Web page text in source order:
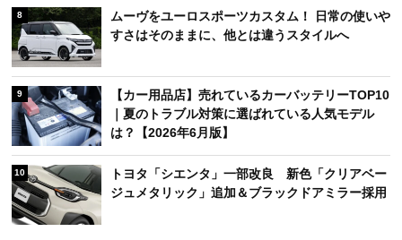
8
ムーヴをユーロスポーツカスタム！ 日常の使いや
すさはそのままに、他とは違うスタイルへ
9
【カー用品店】売れているカーバッテリーTOP10
｜夏のトラブル対策に選ばれている人気モデル
は？【2026年6月版】
10
トヨタ「シエンタ」一部改良 新色「クリアベー
ジュメタリック」追加＆ブラックドアミラー採用